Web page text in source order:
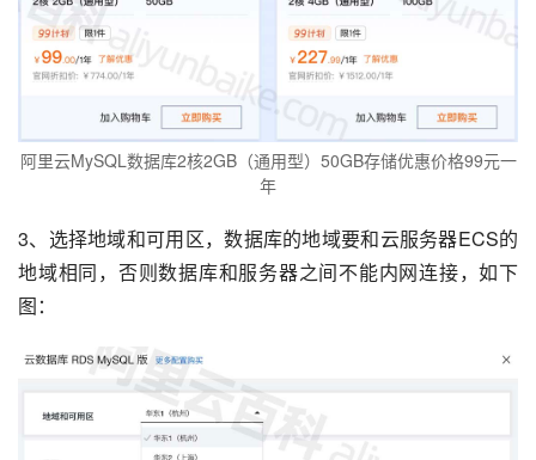
阿里云MySQL数据库2核2GB（通用型）50GB存储优惠价格99元一
年
3、选择地域和可用区，数据库的地域要和云服务器ECS的
地域相同，否则数据库和服务器之间不能内网连接，如下
图：